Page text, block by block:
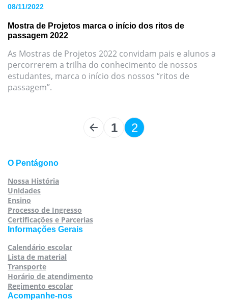
08/11/2022
Mostra de Projetos marca o início dos ritos de
passagem 2022
As Mostras de Projetos 2022 convidam pais e alunos a
percorrerem a trilha do conhecimento de nossos
estudantes, marca o início dos nossos “ritos de
passagem”.
Paginação
1 2
O Pentágono
Nossa História
Unidades
Ensino
Processo de Ingresso
Certificações e Parcerias
Informações Gerais
Calendário escolar
Lista de material
Transporte
Horário de atendimento
Regimento escolar
Acompanhe-nos